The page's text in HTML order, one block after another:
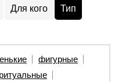
Для кого Тип
фигурные
ритуальные